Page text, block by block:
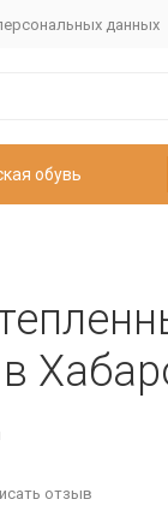
данных
обувь
отзыв